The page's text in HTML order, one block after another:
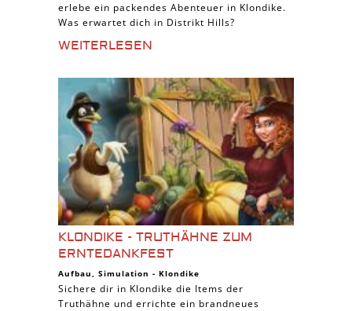
erlebe ein packendes Abenteuer in Klondike.
Was erwartet dich in Distrikt Hills?
WEITERLESEN
KLONDIKE - TRUTHÄHNE ZUM
ERNTEDANKFEST
Aufbau, Simulation - Klondike
Sichere dir in Klondike die Items der
Truthähne und errichte ein brandneues